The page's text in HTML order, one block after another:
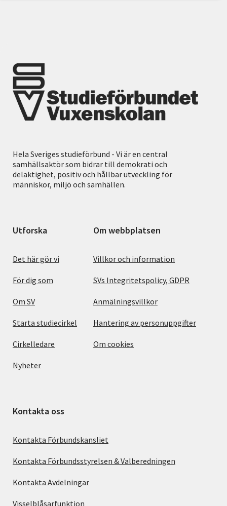
Hela Sveriges studieförbund - Vi är en central
samhällsaktör som bidrar till demokrati och
delaktighet, positiv och hållbar utveckling för
människor, miljö och samhällen.
Utforska
Det här gör vi
För dig som
Om SV
Starta studiecirkel
Cirkelledare
Nyheter
Om webbplatsen
Villkor och information
SVs Integritetspolicy, GDPR
Anmälningsvillkor
Hantering av personuppgifter
Om cookies
Kontakta oss
Kontakta Förbundskansliet
Kontakta Förbundsstyrelsen & Valberedningen
Kontakta Avdelningar
Visselblåsarfunktion